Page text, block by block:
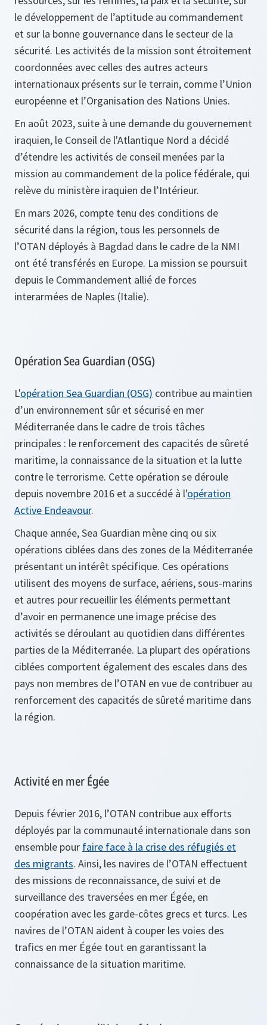
le développement de l’aptitude au commandement
et sur la bonne gouvernance dans le secteur de la
sécurité. Les activités de la mission sont étroitement
coordonnées avec celles des autres acteurs
internationaux présents sur le terrain, comme l’Union
européenne et l’Organisation des Nations Unies.
En août 2023, suite à une demande du gouvernement
iraquien, le Conseil de l'Atlantique Nord a décidé
d’étendre les activités de conseil menées par la
mission au commandement de la police fédérale, qui
relève du ministère iraquien de l’Intérieur.
En mars 2026, compte tenu des conditions de
sécurité dans la région, tous les personnels de
l’OTAN déployés à Bagdad dans le cadre de la NMI
ont été transférés en Europe. La mission se poursuit
depuis le Commandement allié de forces
interarmées de Naples (Italie).
Opération Sea Guardian (OSG)
L'opération Sea Guardian (OSG) contribue au maintien
d’un environnement sûr et sécurisé en mer
Méditerranée dans le cadre de trois tâches
principales : le renforcement des capacités de sûreté
maritime, la connaissance de la situation et la lutte
contre le terrorisme. Cette opération se déroule
depuis novembre 2016 et a succédé à l'opération
Active Endeavour.
Chaque année, Sea Guardian mène cinq ou six
opérations ciblées dans des zones de la Méditerranée
présentant un intérêt spécifique. Ces opérations
utilisent des moyens de surface, aériens, sous-marins
et autres pour recueillir les éléments permettant
d’avoir en permanence une image précise des
activités se déroulant au quotidien dans différentes
parties de la Méditerranée. La plupart des opérations
ciblées comportent également des escales dans des
pays non membres de l’OTAN en vue de contribuer au
renforcement des capacités de sûreté maritime dans
la région.
Activité en mer Égée
Depuis février 2016, l’OTAN contribue aux efforts
déployés par la communauté internationale dans son
ensemble pour faire face à la crise des réfugiés et
des migrants. Ainsi, les navires de l’OTAN effectuent
des missions de reconnaissance, de suivi et de
surveillance des traversées en mer Égée, en
coopération avec les garde-côtes grecs et turcs. Les
navires de l’OTAN aident à couper les voies des
trafics en mer Égée tout en garantissant la
connaissance de la situation maritime.